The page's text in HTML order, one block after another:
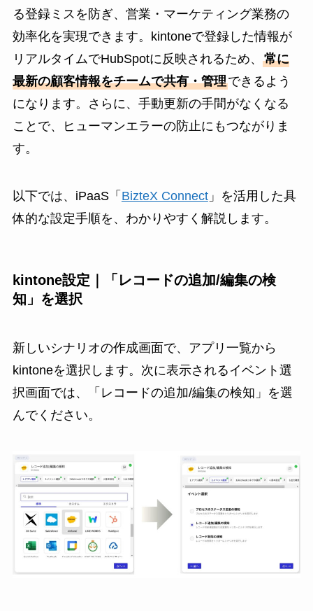
る登録ミスを防ぎ、営業・マーケティング業務の
効率化を実現できます。kintoneで登録した情報が
リアルタイムでHubSpotに反映されるため、 常に
最新の顧客情報をチームで共有・管理できるよう
になります。さらに、手動更新の手間がなくなる
ことで、ヒューマンエラーの防止にもつながりま
す。
以下では、iPaaS「 BizteX Connect」を活用した具
体的な設定手順を、わかりやすく解説します。
kintone設定｜「レコードの追加/編集の検
知」を選択
新しいシナリオの作成画面で、アプリ一覧から
kintoneを選択します。次に表示されるイベント選
択画面では、「レコードの追加/編集の検知」を選
んでください。